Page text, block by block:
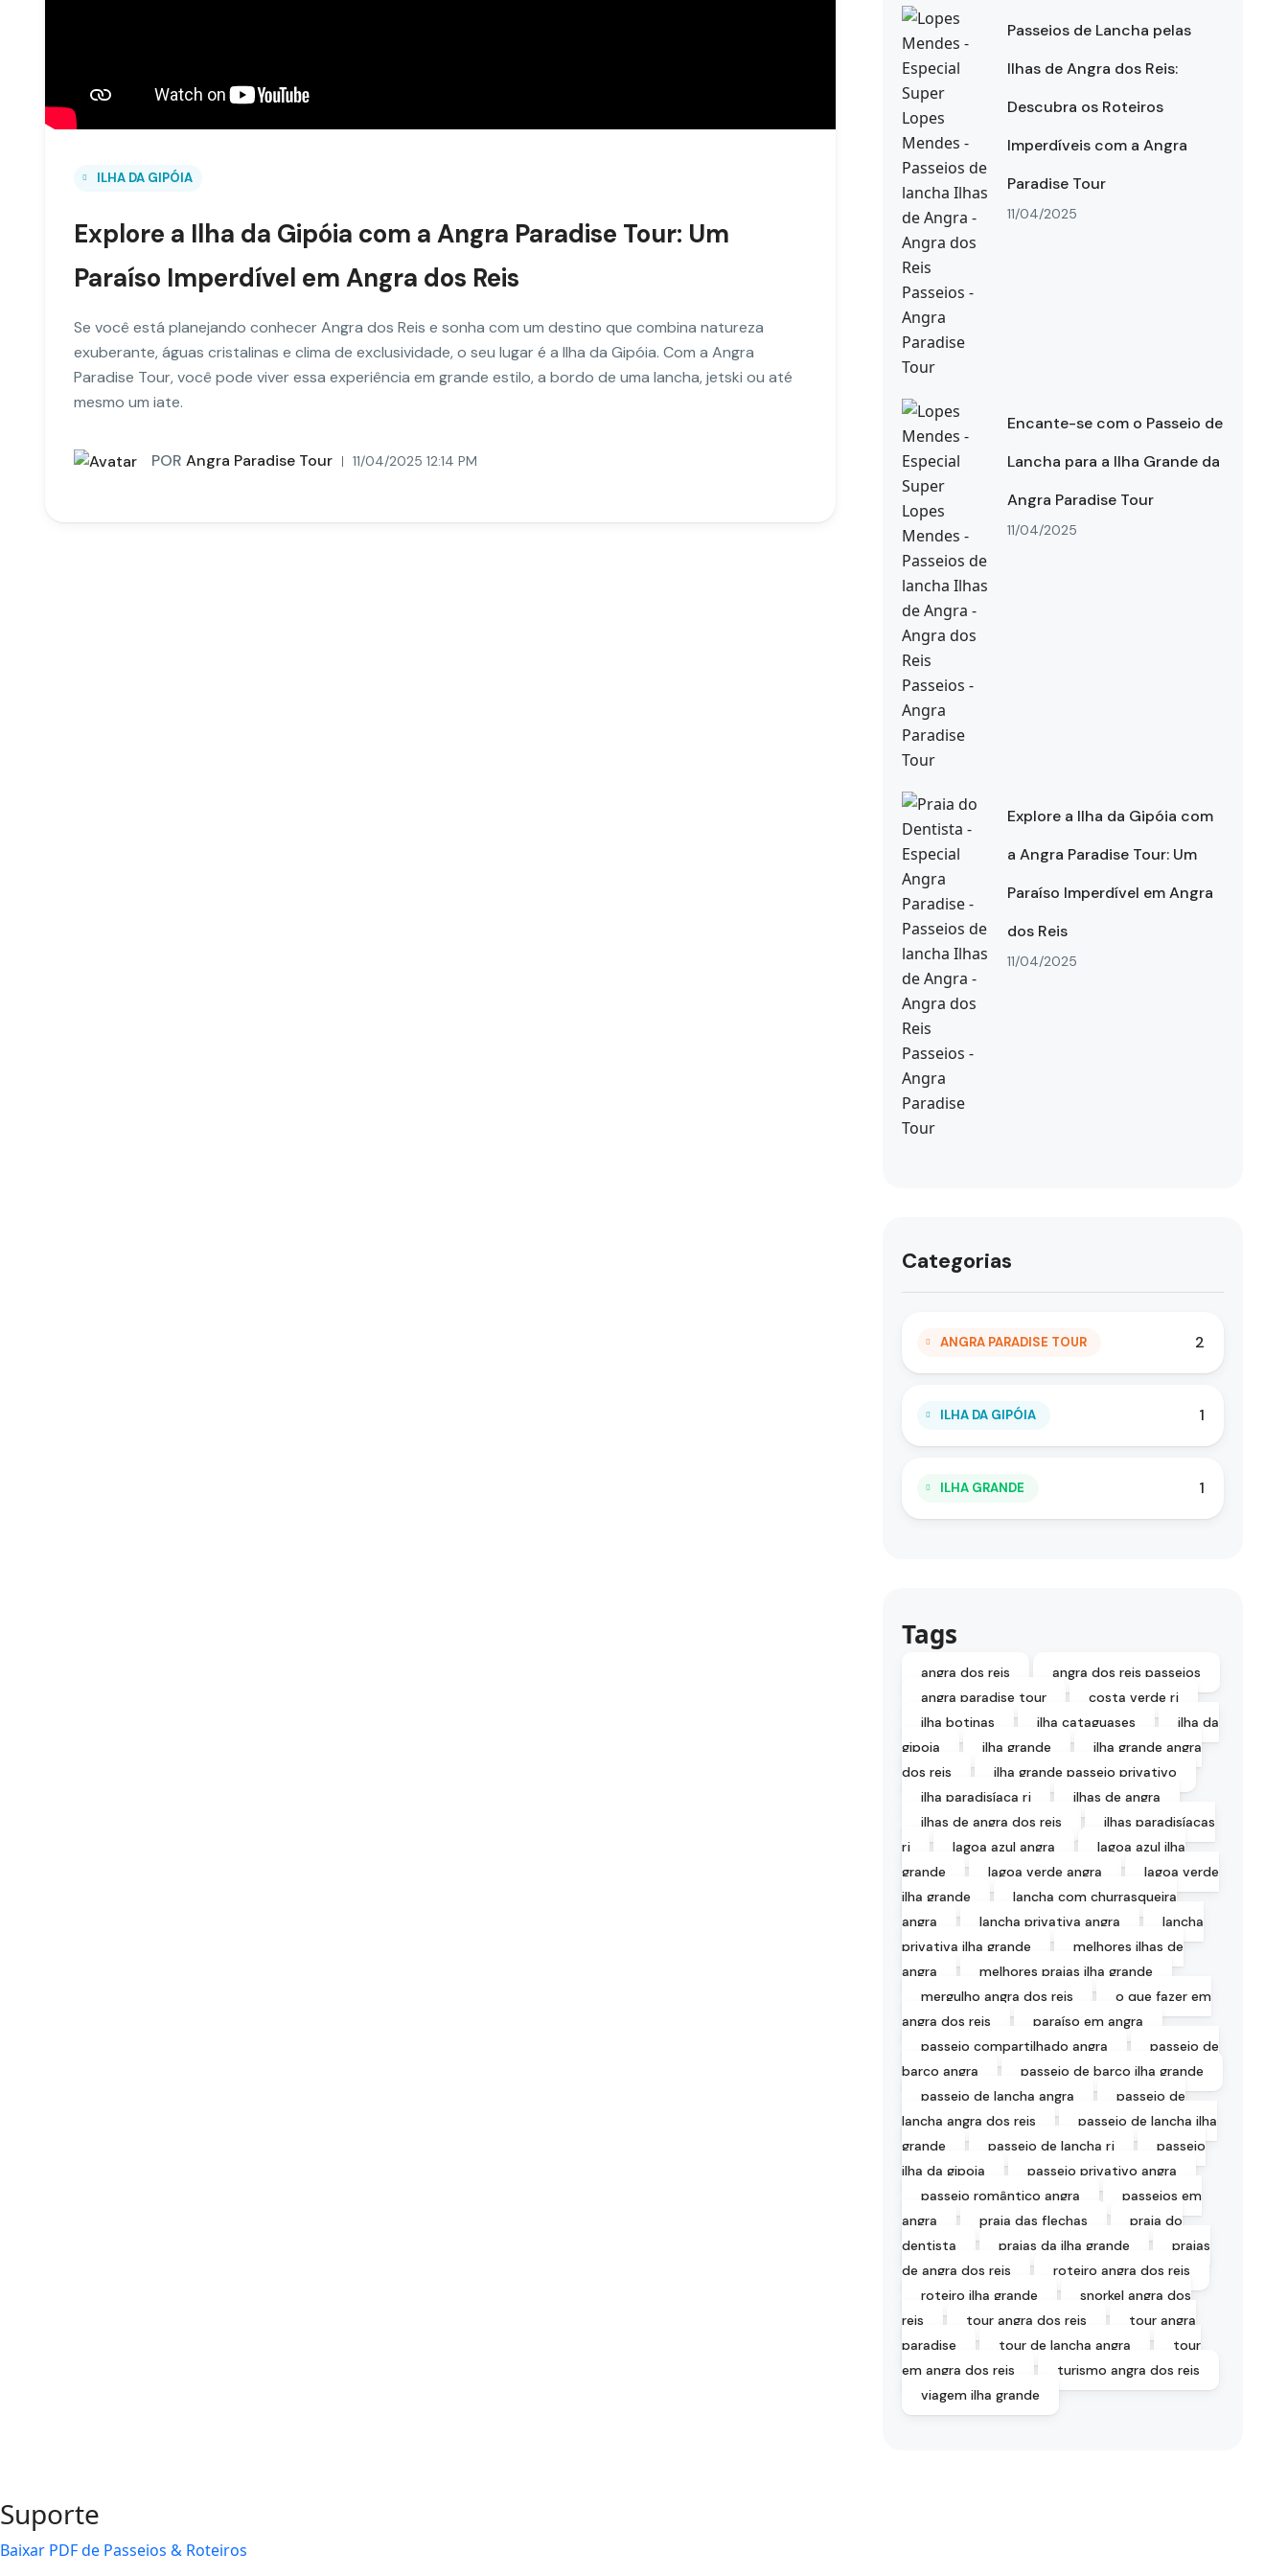
ILHA DA GIPÓIA
Explore a Ilha da Gipóia com a Angra Paradise Tour: Um
Paraíso Imperdível em Angra dos Reis
Se você está planejando conhecer Angra dos Reis e sonha com um destino que combina natureza
exuberante, águas cristalinas e clima de exclusividade, o seu lugar é a Ilha da Gipóia. Com a Angra
Paradise Tour, você pode viver essa experiência em grande estilo, a bordo de uma lancha, jetski ou até
mesmo um iate.
POR Angra Paradise Tour 11/04/2025 12:14 PM
Passeios de Lancha pelas
Ilhas de Angra dos Reis:
Descubra os Roteiros
Imperdíveis com a Angra
Paradise Tour
11/04/2025
Encante-se com o Passeio de
Lancha para a Ilha Grande da
Angra Paradise Tour
11/04/2025
Explore a Ilha da Gipóia com
a Angra Paradise Tour: Um
Paraíso Imperdível em Angra
dos Reis
11/04/2025
Categorias
ANGRA PARADISE TOUR 2
ILHA DA GIPÓIA 1
ILHA GRANDE 1
Tags
angra dos reis
angra dos reis passeios
angra paradise tour
costa verde rj
ilha botinas
ilha cataguases
ilha da
gipoia
ilha grande
ilha grande angra
dos reis
ilha grande passeio privativo
ilha paradisíaca rj
ilhas de angra
ilhas de angra dos reis
ilhas paradisíacas
rj
lagoa azul angra
lagoa azul ilha
grande
lagoa verde angra
lagoa verde
ilha grande
lancha com churrasqueira
angra
lancha privativa angra
lancha
privativa ilha grande
melhores ilhas de
angra
melhores praias ilha grande
mergulho angra dos reis
o que fazer em
angra dos reis
paraíso em angra
passeio compartilhado angra
passeio de
barco angra
passeio de barco ilha grande
passeio de lancha angra
passeio de
lancha angra dos reis
passeio de lancha ilha
grande
passeio de lancha rj
passeio
ilha da gipoia
passeio privativo angra
passeio romântico angra
passeios em
angra
praia das flechas
praia do
dentista
praias da ilha grande
praias
de angra dos reis
roteiro angra dos reis
roteiro ilha grande
snorkel angra dos
reis
tour angra dos reis
tour angra
paradise
tour de lancha angra
tour
em angra dos reis
turismo angra dos reis
viagem ilha grande
Suporte
Baixar PDF de Passeios & Roteiros